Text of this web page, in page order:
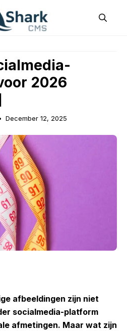
2026
December 12, 2025
afbeeldingen zijn niet
socialmedia-platform
afmetingen. Maar wat zijn